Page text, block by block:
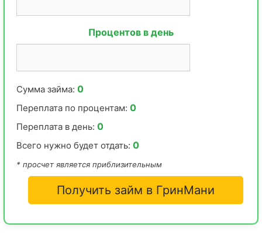
Процентов в день
Сумма займа: 0
Переплата по процентам: 0
Переплата в день: 0
Всего нужно будет отдать: 0
* просчет является приблизительным
Получить займ в ГринМани